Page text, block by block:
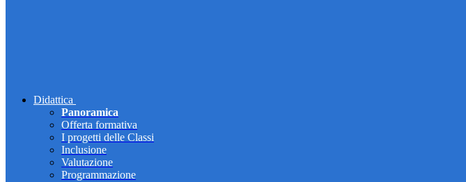
Didattica
Panoramica
Offerta formativa
I progetti delle Classi
Inclusione
Valutazione
Programmazione